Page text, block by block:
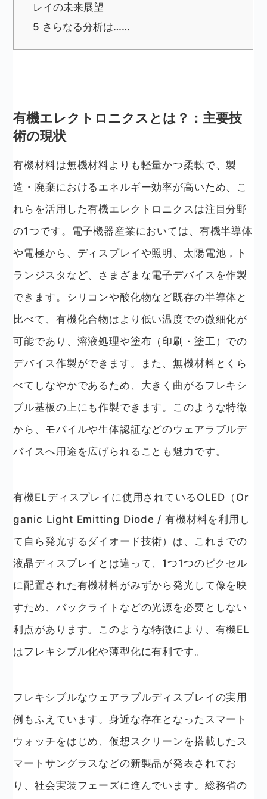
レイの未来展望
5 さらなる分析は……
有機エレクトロニクスとは？：主要技
術の現状
有機材料は無機材料よりも軽量かつ柔軟で、製
造・廃棄におけるエネルギー効率が高いため、こ
れらを活用した有機エレクトロニクスは注目分野
の1つです。電子機器産業においては、有機半導体
や電極から、ディスプレイや照明、太陽電池，ト
ランジスタなど、さまざまな電子デバイスを作製
できます。シリコンや酸化物など既存の半導体と
比べて、有機化合物はより低い温度での微細化が
可能であり、溶液処理や塗布（印刷・塗工）での
デバイス作製ができます。また、無機材料とくら
べてしなやかであるため、大きく曲がるフレキシ
ブル基板の上にも作製できます。このような特徴
から、モバイルや生体認証などのウェアラブルデ
バイスへ用途を広げられることも魅力です。
有機ELディスプレイに使用されているOLED（Or
ganic Light Emitting Diode / 有機材料を利用し
て自ら発光するダイオード技術）は、これまでの
液晶ディスプレイとは違って、1つ1つのピクセル
に配置された有機材料がみずから発光して像を映
すため、バックライトなどの光源を必要としない
利点があります。このような特徴により、有機EL
はフレキシブル化や薄型化に有利です。
フレキシブルなウェアラブルディスプレイの実用
例もふえています。身近な存在となったスマート
ウォッチをはじめ、仮想スクリーンを搭載したス
マートサングラスなどの新製品が発表されてお
り、社会実装フェーズに進んでいます。総務省の